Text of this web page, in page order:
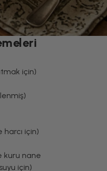
için)
harcı için)
kuru nane
için)